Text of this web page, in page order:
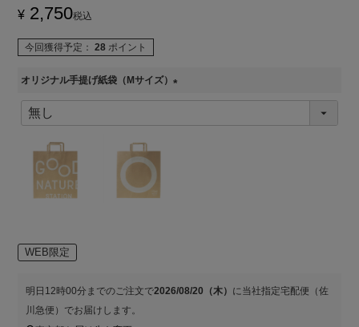
¥ 2,750税込
今回獲得予定： 28 ポイント
オリジナル手提げ紙袋（Mサイズ）
(
WEB限定
明日 12時00分 までのご注文で2026/08/20（木） に当社指定宅配便（佐
川急便） でお届けします。